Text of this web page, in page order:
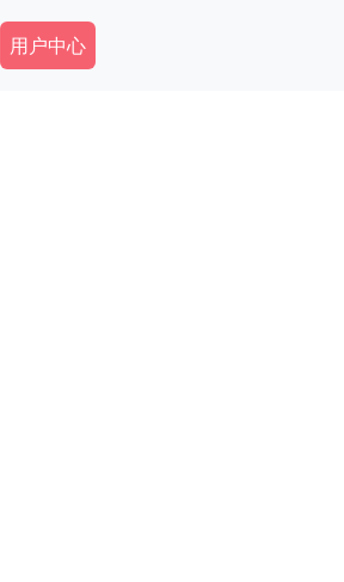
Secondary Menu
用户中心